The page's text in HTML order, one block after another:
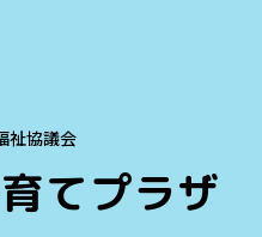
祉協議会
てプラザ